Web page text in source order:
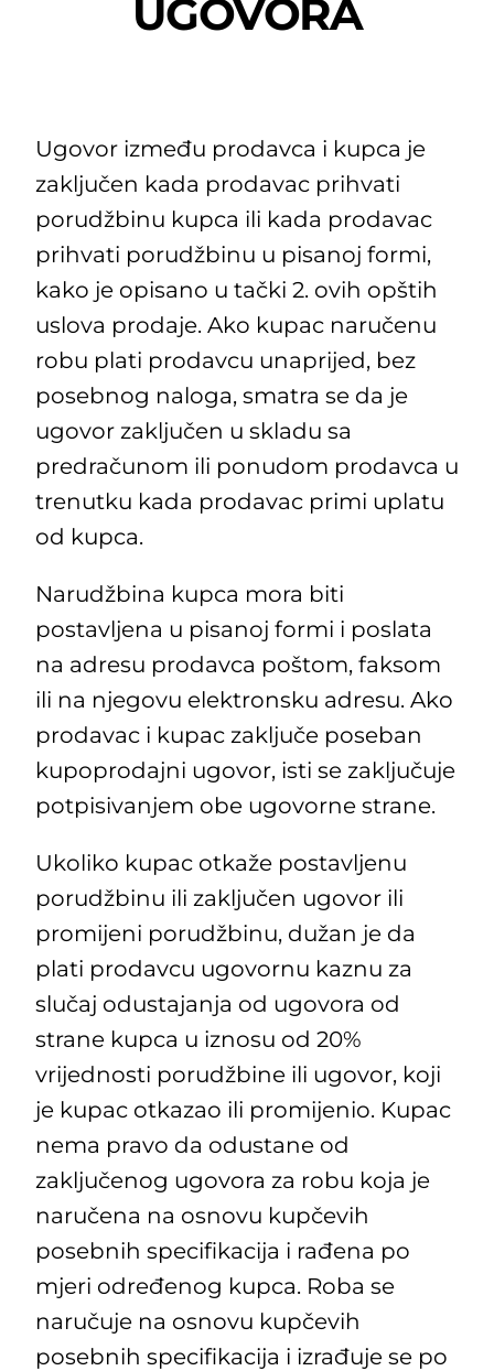
UGOVORA
Ugovor između prodavca i kupca je
zaključen kada prodavac prihvati
porudžbinu kupca ili kada prodavac
prihvati porudžbinu u pisanoj formi,
kako je opisano u tački 2. ovih opštih
uslova prodaje. Ako kupac naručenu
robu plati prodavcu unaprijed, bez
posebnog naloga, smatra se da je
ugovor zaključen u skladu sa
predračunom ili ponudom prodavca u
trenutku kada prodavac primi uplatu
od kupca.
Narudžbina kupca mora biti
postavljena u pisanoj formi i poslata
na adresu prodavca poštom, faksom
ili na njegovu elektronsku adresu. Ako
prodavac i kupac zaključe poseban
kupoprodajni ugovor, isti se zaključuje
potpisivanjem obe ugovorne strane.
Ukoliko kupac otkaže postavljenu
porudžbinu ili zaključen ugovor ili
promijeni porudžbinu, dužan je da
plati prodavcu ugovornu kaznu za
slučaj odustajanja od ugovora od
strane kupca u iznosu od 20%
vrijednosti porudžbine ili ugovor, koji
je kupac otkazao ili promijenio. Kupac
nema pravo da odustane od
zaključenog ugovora za robu koja je
naručena na osnovu kupčevih
posebnih specifikacija i rađena po
mjeri određenog kupca. Roba se
naručuje na osnovu kupčevih
posebnih specifikacija i izrađuje se po